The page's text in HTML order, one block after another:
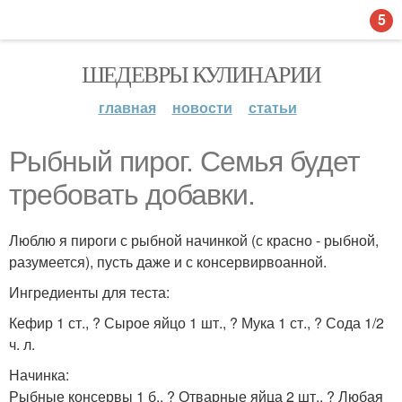
ШЕДЕВРЫ КУЛИНАРИИ
главная новости статьи
Рыбный пирог. Семья будет
требовать добавки.
Люблю я пироги с рыбной начинкой (с красно - рыбной,
разумеется), пусть даже и с консервирвоанной.
Ингредиенты для теста:
Кефир 1 ст., ? Сырое яйцо 1 шт., ? Мука 1 ст., ? Сода 1/2
ч. л.
Начинка:
Рыбные консервы 1 б., ? Отварные яйца 2 шт., ? Любая
5